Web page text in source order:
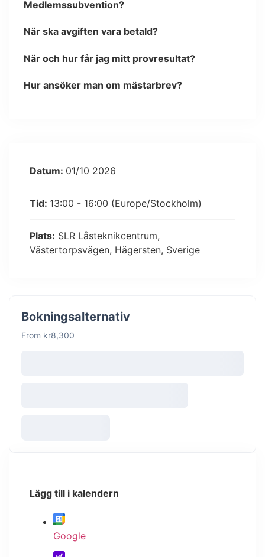
Medlemssubvention?
När ska avgiften vara betald?
När och hur får jag mitt provresultat?
Hur ansöker man om mästarbrev?
Datum: 01/10 2026
Tid: 13:00 - 16:00 (Europe/Stockholm)
Plats: SLR Låsteknikcentrum,
Västertorpsvägen, Hägersten, Sverige
Bokningsalternativ
From kr8,300
Lägg till i kalendern
Google